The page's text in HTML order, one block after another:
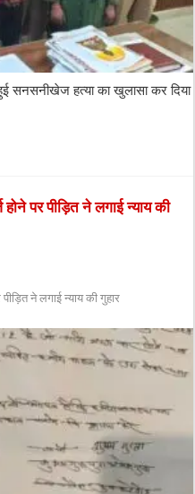
हत्या का खुलासा कर दिया
पर पीड़ित ने लगाई न्याय की
ने लगाई न्याय की गुहार